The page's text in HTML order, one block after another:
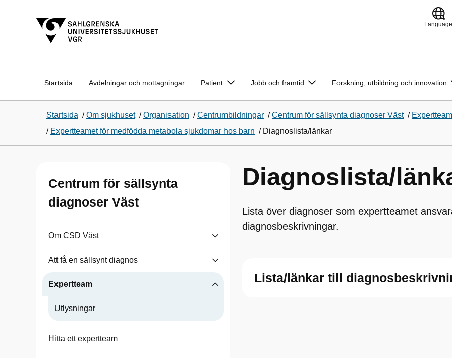
Language
Startsida Avdelningar och mottagningar Patient Jobb och framtid Forskning, utbildning och innovation
Startsida /Om sjukhuset /Organisation /Centrumbildningar /Centrum för sällsynta diagnoser Väst / Expertteam
/ Expertteamet för medfödda metabola sjukdomar hos barn / Diagnoslista/länkar
Centrum för sällsynta
diagnoser Väst
Om CSD Väst
Att få en sällsynt diagnos
Expertteam
Utlysningar
Hitta ett expertteam
Diagnoslista/
Lista över diagnoser som expertteamet
diagnosbeskrivningar.
Lista/länkar till